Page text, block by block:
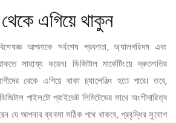
এগিয়ে থাকুন
আপনাকে সর্বশেষ প্রবণতা, অ্যালগরিদম এবং
সাহায্য করেন। ডিজিটাল মার্কেটিংয়ে দ্রুতগতির
থেকে এগিয়ে থাকা চ্যালেঞ্জিং হতে পারে। তবে,
পাইলটো প্রাইভেট লিমিটেডের সাথে অংশীদারিত্ব
যে আপনার ব্যবসা সঠিক পথে থাকবে, প্রবৃদ্ধির সুযোগ